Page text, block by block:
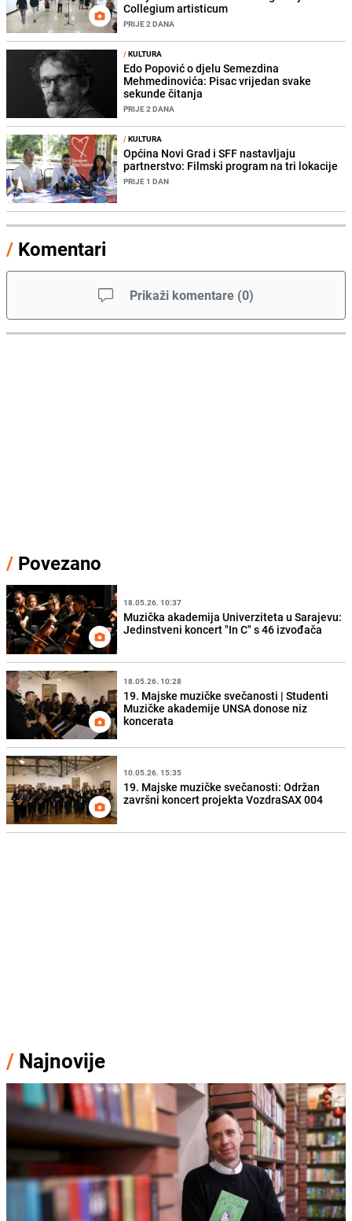
Collegium artisticum
PRIJE 2 DANA
/KULTURA
Edo Popović o djelu Semezdina
Mehmedinovića: Pisac vrijedan svake
sekunde čitanja
PRIJE 2 DANA
/KULTURA
Općina Novi Grad i SFF nastavljaju
partnerstvo: Filmski program na tri lokacije
PRIJE 1 DAN
/ Komentari
Prikaži komentare (0)
/ Povezano
18.05.26. 10:37
Muzička akademija Univerziteta u Sarajevu:
Jedinstveni koncert "In C" s 46 izvođača
18.05.26. 10:28
19. Majske muzičke svečanosti | Studenti
Muzičke akademije UNSA donose niz
koncerata
10.05.26. 15:35
19. Majske muzičke svečanosti: Održan
završni koncert projekta VozdraSAX 004
/ Najnovije